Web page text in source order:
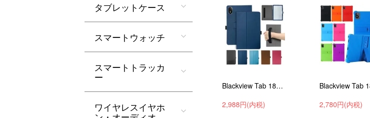
Blackview Tab 18 ケース 12インチ カバー PUレザー 手帳型 持ち手 ベルト バンド付き ペンホルダー付き 落下防止ベルト 片手操作
2,988円(内税)
2,780円(内税)
タブレットケース
スマートウォッチ
スマートトラッカ
ー
ワイヤレスイヤホ